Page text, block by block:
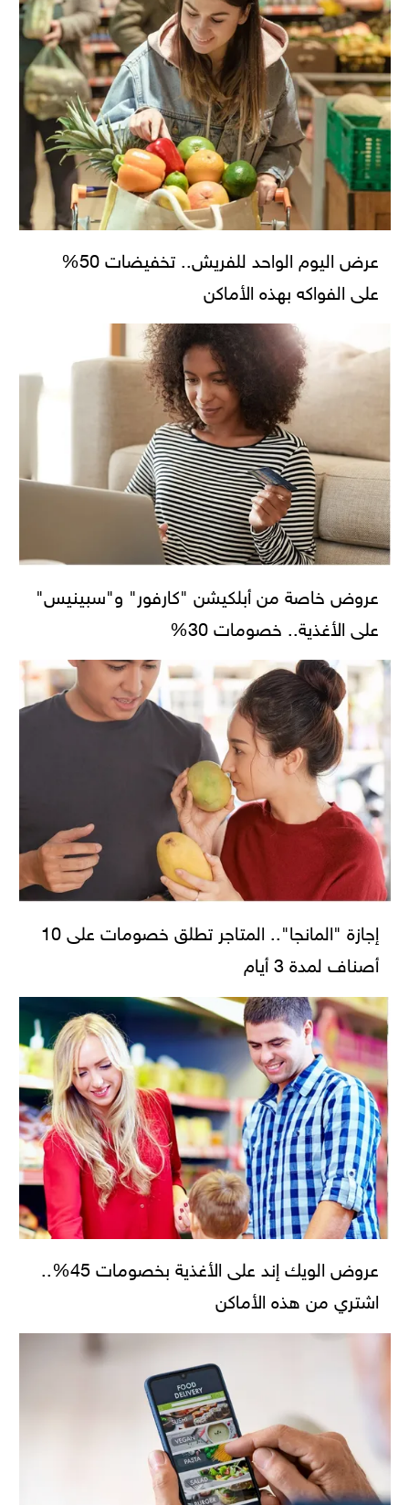
عرض اليوم الواحد للفريش.. تخفيضات 50%
على الفواكه بهذه الأماكن
عروض خاصة من أبلكيشن "كارفور" و"سبينيس"
على الأغذية.. خصومات 30%
إجازة "المانجا".. المتاجر تطلق خصومات على 10
أصناف لمدة 3 أيام
عروض الويك إند على الأغذية بخصومات 45%..
اشتري من هذه الأماكن